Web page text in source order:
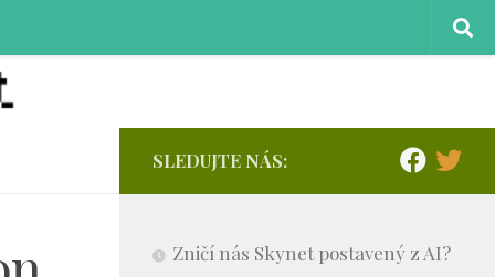
SLEDUJTE NÁS:
Zničí nás Skynet postavený z AI?